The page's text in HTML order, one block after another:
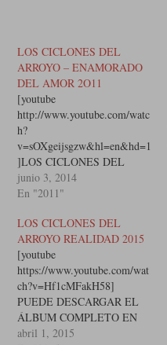
LOS CICLONES DEL
ARROYO – ENAMORADO
DEL AMOR 2O11
[youtube
http://www.youtube.com/watc
h?
v=sOXgeijsgzw&hl=en&hd=1
]LOS CICLONES DEL
ARROYO - ENAMORADO
DEL AMOR 2O11 YA
EQUIVOCADO
CREYENDO ESTAR MUY
ENAMORADOPERO
AHORA SE QUE ESTOY
ENAMORADO DEL
AMOR.CON CADA CHICA
QUE YO INVITABA EL
CORAZON SE ME
junio 3, 2014
En "2011"
LOS CICLONES DEL
ARROYO REALIDAD 2015
[youtube
https://www.youtube.com/wat
ch?v=Hf1cMFakH58]
PUEDE DESCARGAR EL
ÁLBUM COMPLETO EN
LA SIGUIENTE PAGINA:
abril 1, 2015